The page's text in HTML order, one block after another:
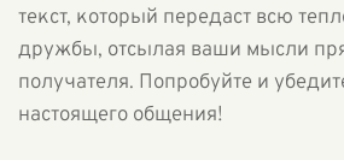
текст, который передаст всю
дружбы, отсылая ваши мысли
получателя. Попробуйте и
настоящего общения!